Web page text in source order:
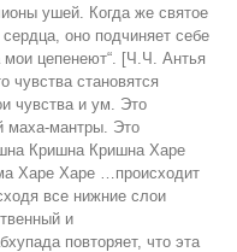
ушей. Когда же святое
оно подчиняет себе
мои цепенеют“. [Ч.Ч. Антья
чувства становятся
чувства и ум. Это
маха-мантры. Это
Кришна Кришна Харе
Харе Харе …происходит
все нижние слои
и
повторяет, что эта